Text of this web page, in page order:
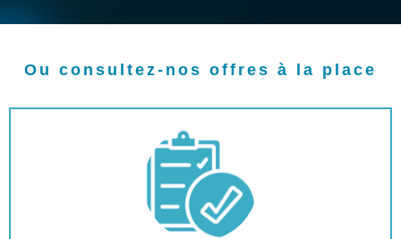
Ou consultez-nos offres à la place